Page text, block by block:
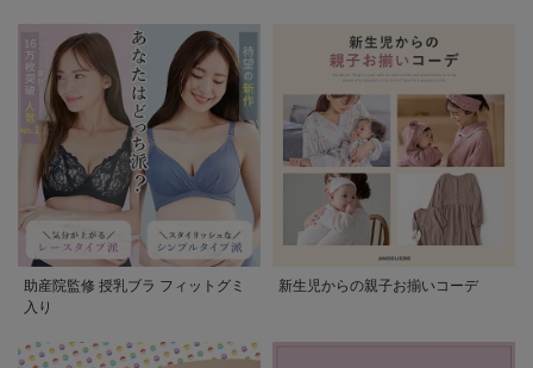
助産院監修 授乳ブラ フィットグミ
入り
新生児からの親子お揃いコーデ